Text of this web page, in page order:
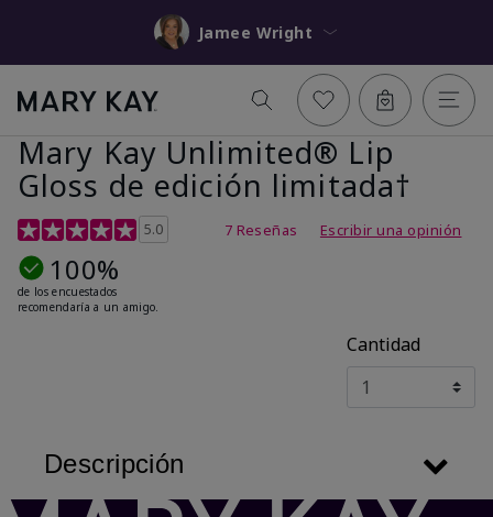
Jamee Wright
Mary Kay Unlimited® Lip
Gloss de edición limitada†
Calificación de clientes de 5 de 5
5.0 7 Reseñas Escribir una opinión
100%
de los encuestados
recomendaría a un amigo.
Cantidad
Descripción